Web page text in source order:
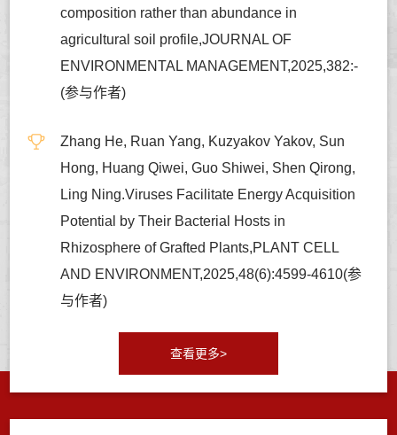
composition rather than abundance in
agricultural soil profile,JOURNAL OF
ENVIRONMENTAL MANAGEMENT,2025,382:-
(参与作者)
Zhang He, Ruan Yang, Kuzyakov Yakov, Sun
Hong, Huang Qiwei, Guo Shiwei, Shen Qirong,
Ling Ning.Viruses Facilitate Energy Acquisition
Potential by Their Bacterial Hosts in
Rhizosphere of Grafted Plants,PLANT CELL
AND ENVIRONMENT,2025,48(6):4599-4610(参
与作者)
查看更多>